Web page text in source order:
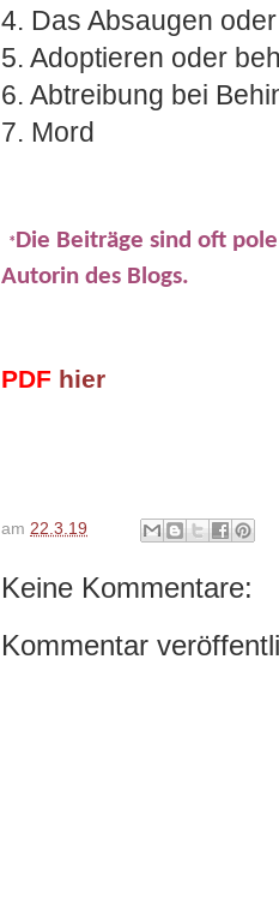
4. Das Absaugen
5. Adoptieren oder
6. Abtreibung bei
7. Mord
* Die Beiträge sind oft
Autorin des Blogs.
PDF hier
am 22.3.19
Keine Kommentare:
Kommentar